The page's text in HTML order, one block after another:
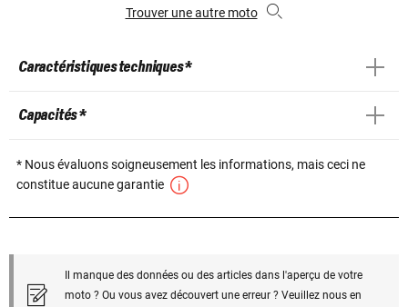
Trouver une autre moto
Caractéristiques techniques *
Capacités *
* Nous évaluons soigneusement les informations, mais ceci ne
constitue aucune garantie
Il manque des données ou des articles dans l'aperçu de votre
moto ? Ou vous avez découvert une erreur ? Veuillez nous en